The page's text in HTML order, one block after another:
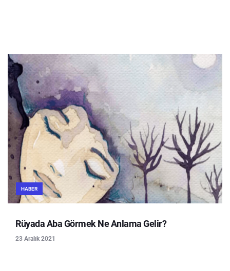
HABER
Rüyada Aba Görmek Ne Anlama Gelir?
23 Aralık 2021